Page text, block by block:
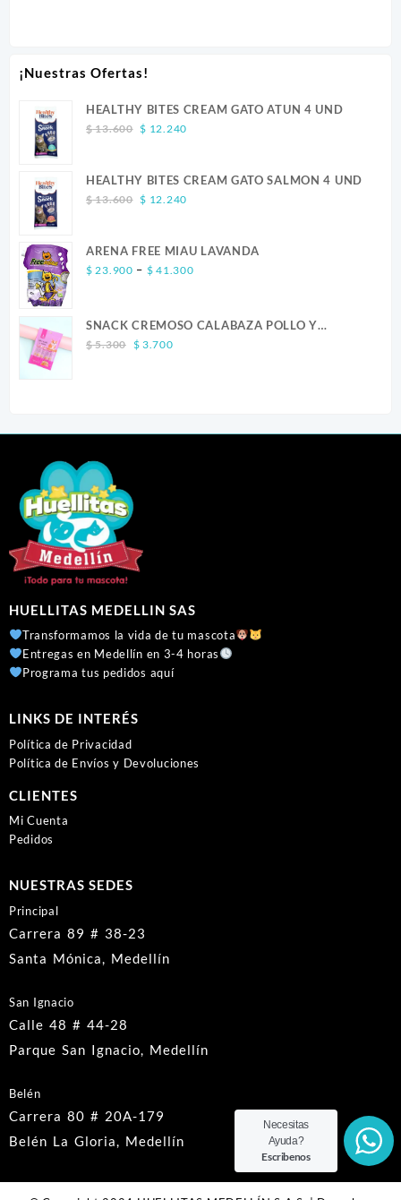
¡Nuestras Ofertas!
HEALTHY BITES CREAM GATO ATUN 4 UND
$13.600 Original
$ 13.600.
$ 12.240Current
$ 12.240.
HEALTHY BITES CREAM GATO SALMON 4 UND
$13.600 Original
$ 13.600.
$ 12.240Current
$ 12.240.
ARENA FREE MIAU LAVANDA
$ 23.900 – $ 41.300Price
through
SNACK CREMOSO CALABAZA POLLO Y
SALMON CANINO X 5
$5.300
Original
$ 3.700Current
HUELLITAS MEDELLIN SAS
Transformamos la vida de tu mascota
Entregas en Medellín en 3-4 horas
Programa tus pedidos aquí
LINKS DE INTERÉS
Política de Privacidad
Política de Envíos y Devoluciones
CLIENTES
Mi Cuenta
Pedidos
NUESTRAS SEDES
Principal
Carrera 89 # 38-23
Santa Mónica, Medellín
San Ignacio
Calle 48 # 44-28
Parque San Ignacio, Medellín
Belén
Carrera 80 # 20A-179
Belén La Gloria, Medellín
Necesitas
Ayuda?
Escribenos